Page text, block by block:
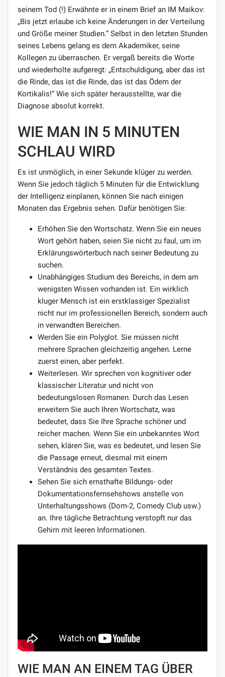
seinem Tod (!) Erwähnte er in einem Brief an IM Maikov:
„Bis jetzt erlaube ich keine Änderungen in der Verteilung
und Größe meiner Studien.“ Selbst in den letzten Stunden
seines Lebens gelang es dem Akademiker, seine
Kollegen zu überraschen. Er vergaß bereits die Worte
und wiederholte aufgeregt: „Entschuldigung, aber das ist
die Rinde, das ist die Rinde, das ist das Ödem der
Kortikalis!“ Wie sich später herausstellte, war die
Diagnose absolut korrekt.
WIE MAN IN 5 MINUTEN
SCHLAU WIRD
Es ist unmöglich, in einer Sekunde klüger zu werden.
Wenn Sie jedoch täglich 5 Minuten für die Entwicklung
der Intelligenz einplanen, können Sie nach einigen
Monaten das Ergebnis sehen. Dafür benötigen Sie:
Erhöhen Sie den Wortschatz. Wenn Sie ein neues
Wort gehört haben, seien Sie nicht zu faul, um im
Erklärungswörterbuch nach seiner Bedeutung zu
suchen.
Unabhängiges Studium des Bereichs, in dem am
wenigsten Wissen vorhanden ist. Ein wirklich
kluger Mensch ist ein erstklassiger Spezialist
nicht nur im professionellen Bereich, sondern auch
in verwandten Bereichen.
Werden Sie ein Polyglot. Sie müssen nicht
mehrere Sprachen gleichzeitig angehen. Lerne
zuerst einen, aber perfekt.
Weiterlesen. Wir sprechen von kognitiver oder
klassischer Literatur und nicht von
bedeutungslosen Romanen. Durch das Lesen
erweitern Sie auch Ihren Wortschatz, was
bedeutet, dass Sie Ihre Sprache schöner und
reicher machen. Wenn Sie ein unbekanntes Wort
sehen, klären Sie, was es bedeutet, und lesen Sie
die Passage erneut, diesmal mit einem
Verständnis des gesamten Textes.
Sehen Sie sich ernsthafte Bildungs- oder
Dokumentationsfernsehshows anstelle von
Unterhaltungsshows (Dom-2, Comedy Club usw.)
an. Ihre tägliche Betrachtung verstopft nur das
Gehirn mit leeren Informationen.
WIE MAN AN EINEM TAG ÜBER